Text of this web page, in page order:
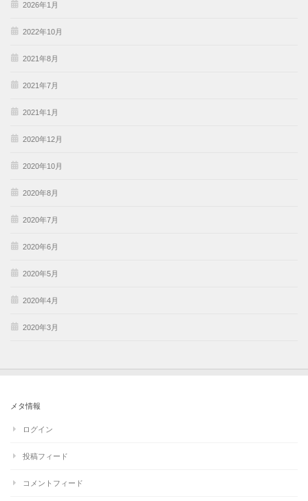
2026年1月
2022年10月
2021年8月
2021年7月
2021年1月
2020年12月
2020年10月
2020年8月
2020年7月
2020年6月
2020年5月
2020年4月
2020年3月
メタ情報
ログイン
投稿フィード
コメントフィード